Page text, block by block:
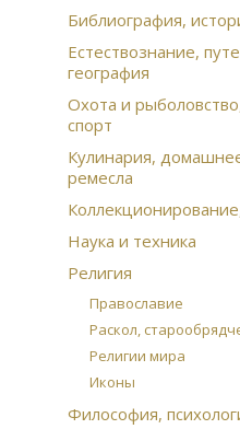
Библиография,
Естествознание,
география
Охота и
спорт
Кулинария,
ремесла
Наука и техника
Религия
Православие
Раскол,
Религии мира
Иконы
Философия,